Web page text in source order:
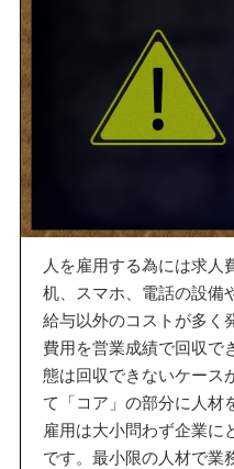
人を雇用する為には求人
机、スマホ、電話の設備
給与以外のコストが多く
費用を営業成績で回収で
態は回収できないケース
て「コア」の部分に人材
雇用は大小問わず企業に
です。最小限の人材で業